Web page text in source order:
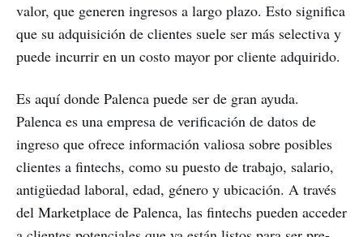
valor, que generen ingresos a largo plazo. Esto significa
que su adquisición de clientes suele ser más selectiva y
puede incurrir en un costo mayor por cliente adquirido.
Es aquí donde Palenca puede ser de gran ayuda.
Palenca es una empresa de verificación de datos de
ingreso que ofrece información valiosa sobre posibles
clientes a fintechs, como su puesto de trabajo, salario,
antigüedad laboral, edad, género y ubicación. A través
del Marketplace de Palenca, las fintechs pueden acceder